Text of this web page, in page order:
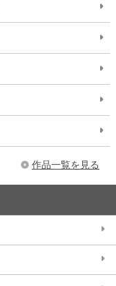
作品一覧を見る